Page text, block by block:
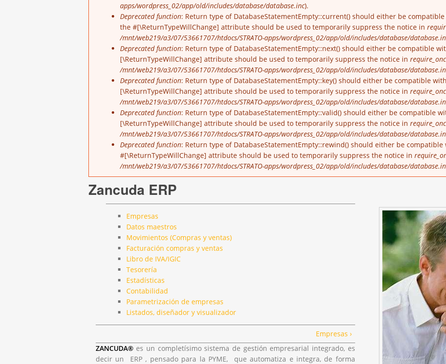
apps/wordpress_02/app/old/includes/database/database.inc).
Deprecated function: Return type of DatabaseStatementEmpty::current() should either be
the #[\ReturnTypeWillChange] attribute should be used to temporarily suppress the notice in
/mnt/web219/a3/07/53661707/htdocs/STRATO-apps/wordpress_02/app/old/includes/database/
Deprecated function: Return type of DatabaseStatementEmpty::next() should either be compatible
[\ReturnTypeWillChange] attribute should be used to temporarily suppress the notice in
/mnt/web219/a3/07/53661707/htdocs/STRATO-apps/wordpress_02/app/old/includes/database/
Deprecated function: Return type of DatabaseStatementEmpty::key() should either be compatible
[\ReturnTypeWillChange] attribute should be used to temporarily suppress the notice in
/mnt/web219/a3/07/53661707/htdocs/STRATO-apps/wordpress_02/app/old/includes/database/
Deprecated function: Return type of DatabaseStatementEmpty::valid() should either be compatible
[\ReturnTypeWillChange] attribute should be used to temporarily suppress the notice in
/mnt/web219/a3/07/53661707/htdocs/STRATO-apps/wordpress_02/app/old/includes/database/
Deprecated function: Return type of DatabaseStatementEmpty::rewind() should either be
#[\ReturnTypeWillChange] attribute should be used to temporarily suppress the notice in
/mnt/web219/a3/07/53661707/htdocs/STRATO-apps/wordpress_02/app/old/includes/database/
Zancuda ERP
Empresas
Datos maestros
Movimientos (Compras y ventas)
Facturación compras y ventas
Libro de IVA/IGIC
Tesorería
Estadísticas
Contabilidad
Parametrización de empresas
Listados, diseñador y visualizador
Empresas ›
ZANCUDA® es un completísimo sistema de gestión empresarial integrado, es
decir un ERP , pensado para la PYME, que automatiza e integra, de forma